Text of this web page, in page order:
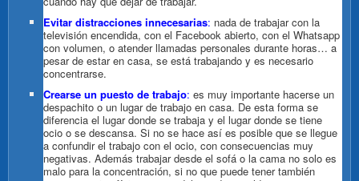
Evitar distracciones innecesarias: nada de trabajar con la
televisión encendida, con el Facebook abierto, con el Whatsapp
con volumen, o atender llamadas personales durante horas… a
pesar de estar en casa, se está trabajando y es necesario
concentrarse.
Crearse un puesto de trabajo: es muy importante hacerse un
despachito o un lugar de trabajo en casa. De esta forma se
diferencia el lugar donde se trabaja y el lugar donde se tiene
ocio o se descansa. Si no se hace así es posible que se llegue
a confundir el trabajo con el ocio, con consecuencias muy
negativas. Además trabajar desde el sofá o la cama no solo es
malo para la concentración, si no que puede tener también